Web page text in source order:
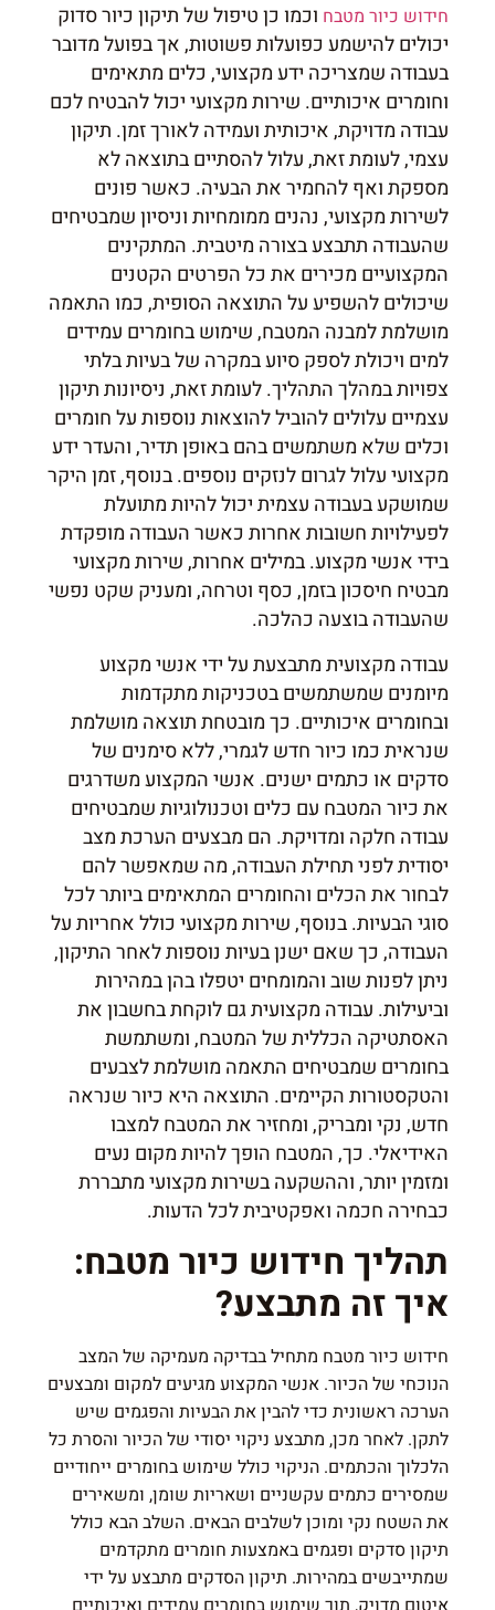
חידוש כיור מטבחוכמו כן טיפול של תיקון כיור סדוק
יכולים להישמע כפועלות פשוטות, אך בפועל מדובר
בעבודה שמצריכה ידע מקצועי, כלים מתאימים
וחומרים איכותיים. שירות מקצועי יכול להבטיח לכם
עבודה מדויקת, איכותית ועמידה לאורך זמן. תיקון
עצמי, לעומת זאת, עלול להסתיים בתוצאה לא
מספקת ואף להחמיר את הבעיה. כאשר פונים
לשירות מקצועי, נהנים ממומחיות וניסיון שמבטיחים
שהעבודה תתבצע בצורה מיטבית. המתקינים
המקצועיים מכירים את כל הפרטים הקטנים
שיכולים להשפיע על התוצאה הסופית, כמו התאמה
מושלמת למבנה המטבח, שימוש בחומרים עמידים
למים ויכולת לספק סיוע במקרה של בעיות בלתי
צפויות במהלך התהליך. לעומת זאת, ניסיונות תיקון
עצמיים עלולים להוביל להוצאות נוספות על חומרים
וכלים שלא משתמשים בהם באופן תדיר, והעדר ידע
מקצועי עלול לגרום לנזקים נוספים. בנוסף, זמן היקר
שמושקע בעבודה עצמית יכול להיות מתועלת
לפעילויות חשובות אחרות כאשר העבודה מופקדת
בידי אנשי מקצוע. במילים אחרות, שירות מקצועי
מבטיח חיסכון בזמן, כסף וטרחה, ומעניק שקט נפשי
שהעבודה בוצעה כהלכה.
עבודה מקצועית מתבצעת על ידי אנשי מקצוע
מיומנים שמשתמשים בטכניקות מתקדמות
ובחומרים איכותיים. כך מובטחת תוצאה מושלמת
שנראית כמו כיור חדש לגמרי, ללא סימנים של
סדקים או כתמים ישנים. אנשי המקצוע משדרגים
את כיור המטבח עם כלים וטכנולוגיות שמבטיחים
עבודה חלקה ומדויקת. הם מבצעים הערכת מצב
יסודית לפני תחילת העבודה, מה שמאפשר להם
לבחור את הכלים והחומרים המתאימים ביותר לכל
סוגי הבעיות. בנוסף, שירות מקצועי כולל אחריות על
העבודה, כך שאם ישנן בעיות נוספות לאחר התיקון,
ניתן לפנות שוב והמומחים יטפלו בהן במהירות
וביעילות. עבודה מקצועית גם לוקחת בחשבון את
האסתטיקה הכללית של המטבח, ומשתמשת
בחומרים שמבטיחים התאמה מושלמת לצבעים
והטקסטורות הקיימים. התוצאה היא כיור שנראה
חדש, נקי ומבריק, ומחזיר את המטבח למצבו
האידיאלי. כך, המטבח הופך להיות מקום נעים
ומזמין יותר, וההשקעה בשירות מקצועי מתבררת
כבחירה חכמה ואפקטיבית לכל הדעות.
תהליך חידוש כיור מטבח:
איך זה מתבצע?
חידוש כיור מטבח מתחיל בבדיקה מעמיקה של המצב
הנוכחי של הכיור. אנשי המקצוע מגיעים למקום ומבצעים
הערכה ראשונית כדי להבין את הבעיות והפגמים שיש
לתקן. לאחר מכן, מתבצע ניקוי יסודי של הכיור והסרת כל
הלכלוך והכתמים. הניקוי כולל שימוש בחומרים ייחודיים
שמסירים כתמים עקשניים ושאריות שומן, ומשאירים
את השטח נקי ומוכן לשלבים הבאים. השלב הבא כולל
תיקון סדקים ופגמים באמצעות חומרים מתקדמים
שמתייבשים במהירות. תיקון הסדקים מתבצע על ידי